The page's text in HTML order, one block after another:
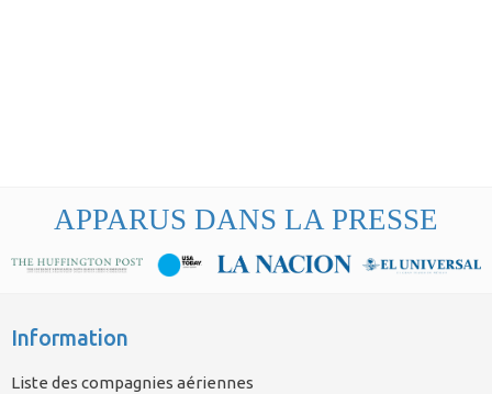
APPARUS DANS LA PRESSE
Information
Liste des compagnies aériennes